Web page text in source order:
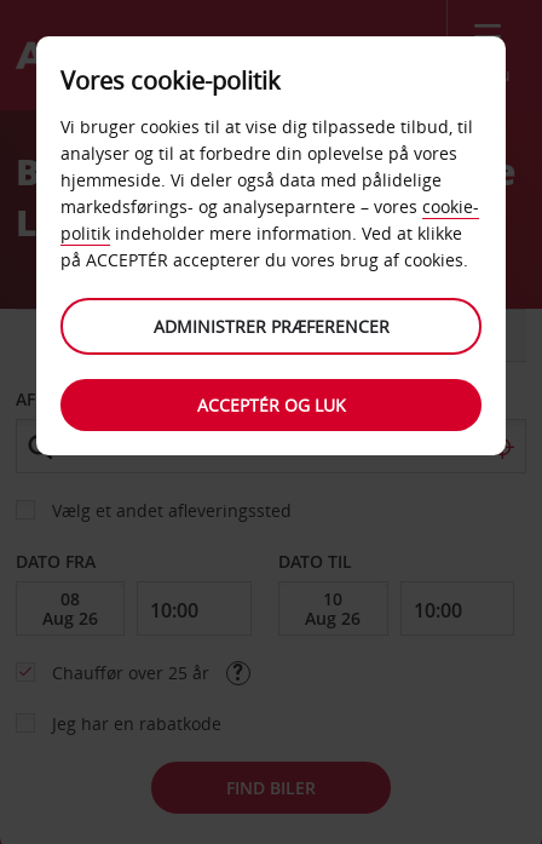
Menu
Welcome
AvisBilleje Arad Internationale
Lufthavn Rumænien
VAREVOGN
AFHENT FRA
Vælg et andet afleveringssted
DATO FRA DATO TIL
Chauffør over 25 år
Jeg har en rabatkode
FIND BILER
Vores cookie-politik
Vi bruger cookies til at vise dig tilpassede tilbud, til
analyser og til at forbedre din oplevelse på vores
hjemmeside. Vi deler også data med pålidelige
markedsførings- og analyseparntere – vores cookie-
politik indeholder mere information. Ved at klikke
på ACCEPTÉR accepterer du vores brug af cookies.
ADMINISTRER PRÆFERENCER
ACCEPTÉR OG LUK